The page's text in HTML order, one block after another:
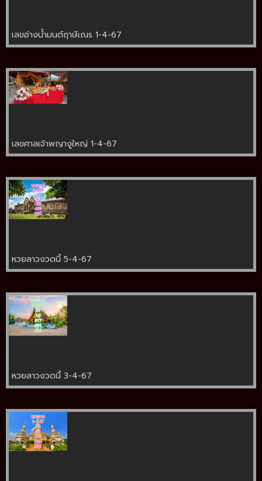
เลขอ่างน้ำมนต์ฤาษีเณร 1-4-67
เลขศาลเจ้าพญางูใหญ่ 1-4-67
หวยลาวงวดนี้ 5-4-67
หวยลาวงวดนี้ 3-4-67